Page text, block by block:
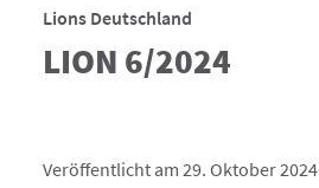
Lions Deutschland
LION 6/2024
Veröffentlicht am 29. Oktober 2024